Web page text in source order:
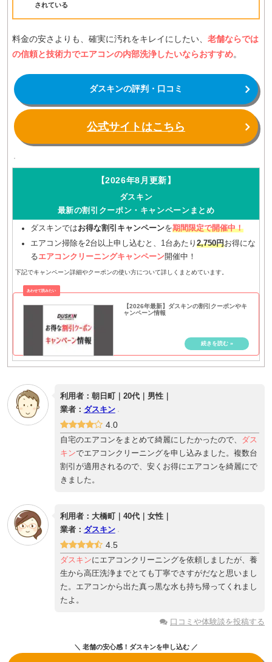
されている
料金の安さよりも、確実に汚れをキレイにしたい、 老舗ならでは
の信頼と技術力でエアコンの内部洗浄したいならおすすめ。
ダスキンの評判・口コミ
公式サイトはこちら
【2026年8月更新】
ダスキン
最新の割引クーポン・キャンペーンまとめ
ダスキンではお得な割引キャンペーンを期間限定で開催中！
エアコン掃除を2台以上申し込むと、1台あたり 2,750円お得にな
るエアコンクリーニングキャンペーン開催中！
下記でキャンペーン詳細やクーポンの使い方について詳しくまとめています。
【2026年最新】ダスキンの割引クーポンやキ
ャンペーン情報
利用者：朝日町｜20代｜男性｜
業者： ダスキン
4.0
自宅のエアコンをまとめて綺麗にしたかったので、 ダス
キンでエアコンクリーニングを申し込みました。複数台
割引が適用されるので、安くお得にエアコンを綺麗にで
きました。
利用者：大橋町｜40代｜女性｜
業者： ダスキン
4.5
ダスキンにエアコンクリーニングを依頼しましたが、養
生から高圧洗浄までとても丁寧でさすがだなと思いまし
た。エアコンから出た真っ黒な水も持ち帰ってくれまし
たよ。
口コミや体験談を投稿する
＼ 老舗の安心感！ダスキンを申し込む ／